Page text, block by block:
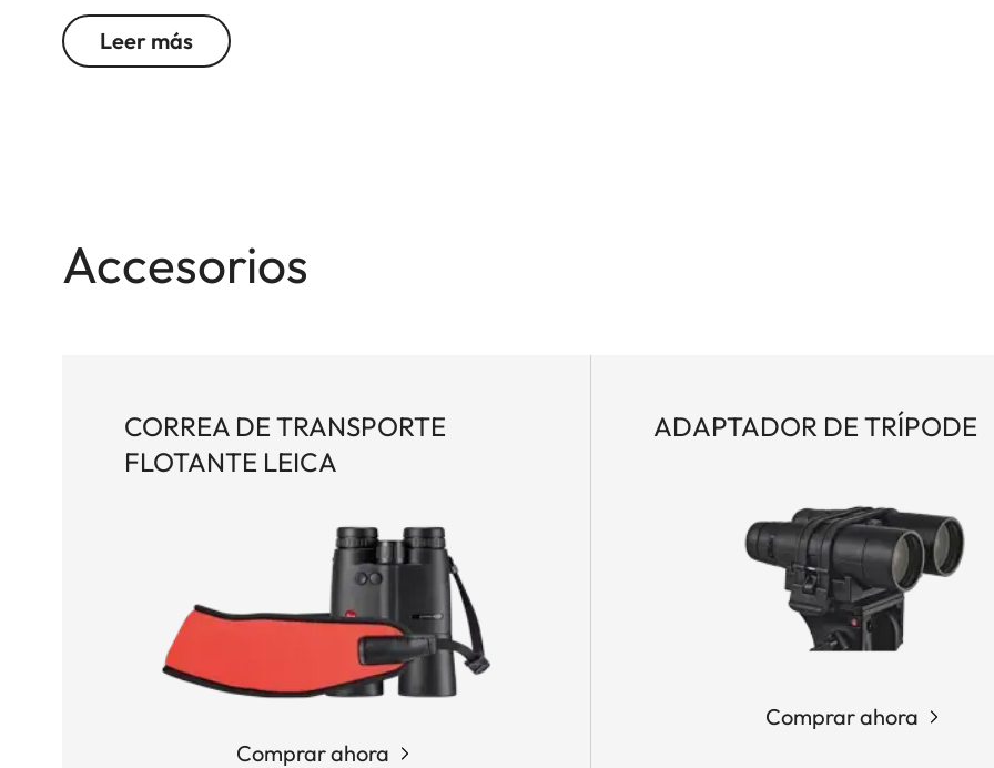
Diseñados para la caza diurna a todas las distancias, los telémetros de la serie Leica Geovid Pro 42
son la primera elección para los cazadores activos que buscan un verdadero todoterreno. Es la
y ergonómicos. Al igual que todos los modelos Leica Geovid Pro, se centran en la excelencia óptica, la
balística probada sobre el terreno y el uso intuitivo.
Leer más
Accesorios
CORREA DE TRANSPORTE
FLOTANTE LEICA
Comprar ahora
ADAPTADOR DE TRÍPODE
Comprar ahora